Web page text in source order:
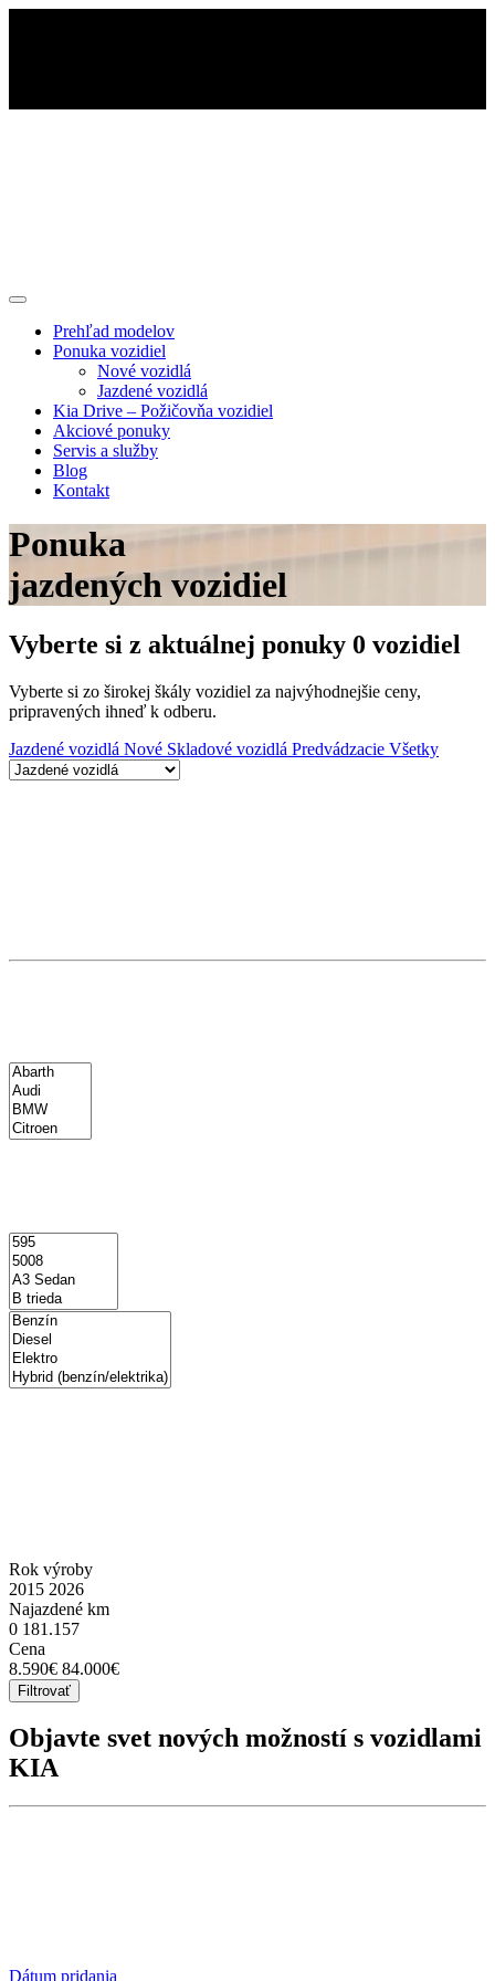
Prehľad modelov
Ponuka vozidiel
Nové vozidlá
Jazdené vozidlá
Kia Drive – Požičovňa vozidiel
Akciové ponuky
Servis a služby
Blog
Kontakt
Ponuka
jazdených vozidiel
Vyberte si z aktuálnej ponuky 0 vozidiel
Vyberte si zo širokej škály vozidiel za najvýhodnejšie ceny,
pripravených ihneď k odberu.
Jazdené vozidlá Nové Skladové vozidlá Predvádzacie Všetky
Rok výroby
2015 2026
Najazdené km
0 181.157
Cena
8.590€ 84.000€
Filtrovať
Objavte svet nových možností s vozidlami
KIA
Dátum pridania